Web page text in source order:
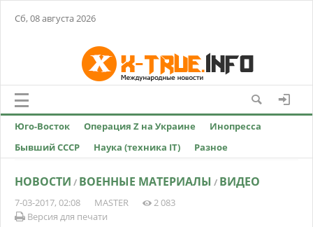
Сб, 08 августа 2026
Юго-Восток Операция Z на Украине
Инопресса
Бывший СССР
Наука (техника IT) Разное
НОВОСТИ / ВОЕННЫЕ МАТЕРИАЛЫ / ВИДЕО
7-03-2017, 02:08 MASTER
2 083
Версия для печати